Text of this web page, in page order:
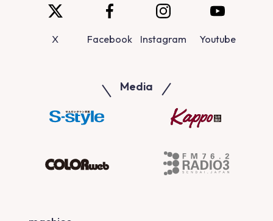
X Facebook Instagram Youtube
Media